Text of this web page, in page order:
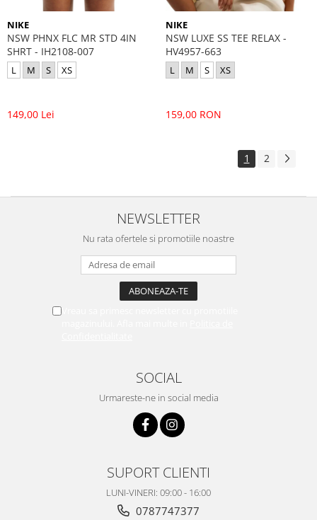
NIKE
NSW PHNX FLC MR STD 4IN
SHRT - IH2108-007
L M S XS
149,00 Lei
NIKE
NSW LUXE SS TEE RELAX -
HV4957-663
L M S XS
159,00 RON
1 2
NEWSLETTER
Nu rata ofertele si promotiile noastre
SOCIAL
Urmareste-ne in social media
SUPORT CLIENTI
LUNI-VINERI: 09:00 - 16:00
0787747377